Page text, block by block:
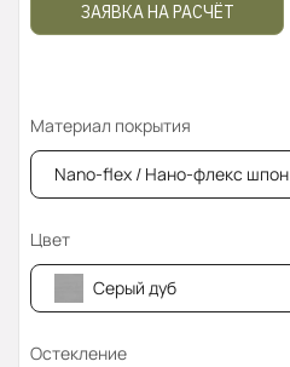
ЗАЯВКА НА РАСЧЁТ
Материал покрытия
Nano-flex / Нано-флекс шпон
Цвет
Серый дуб
Остекление